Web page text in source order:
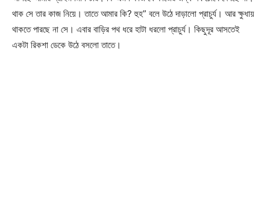
থাক সে তার কাজ নিয়ে। তাতে আমার কি? হুহ” বলে উঠে দাড়ালো প্রাচুর্য। আর ক্ষুধায়
থাকতে পারছে না সে। এবার বাড়ির পথ ধরে হাটা ধরলো প্রাচুর্য। কিছুদূর আসতেই
একটা রিকশা ডেকে উঠে বসলো তাতে।